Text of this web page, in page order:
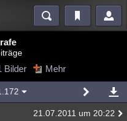
Videos
Mystery Kriminalfälle
Bilder Mehr
21.07.2011 um 20:22